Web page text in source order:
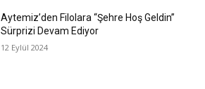
Aytemiz’den Filolara “Şehre Hoş Geldin”
Sürprizi Devam Ediyor
12 Eylül 2024